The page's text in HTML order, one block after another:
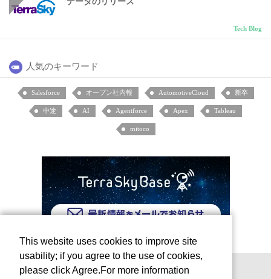
Tech Blog
人気のキーワード
Salesforce オープン社内報 AutomotiveCloud 新卒
中途 AI Agentforce Apex Tableau
mitoco
This website uses cookies to improve site
usability; if you agree to the use of cookies,
please click Agree.For more information